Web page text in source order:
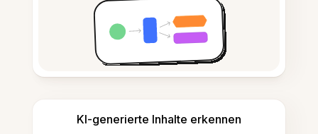
KI-generierte Inhalte erkennen